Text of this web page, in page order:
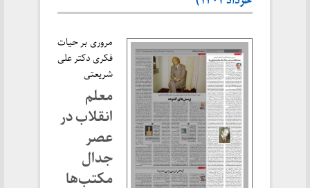
مروری بر حیات
فکری دکتر علی
شریعتی
معلم
انقلاب در
عصر
جدال
مکتب‌ها